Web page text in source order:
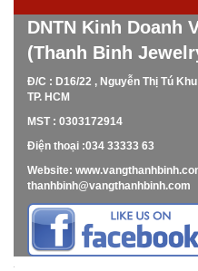
DNTN Kinh Doanh
(Thanh Binh
Đ/C : D16/22 , Nguyễn Thị Tú
TP. HCM
MST : 0303172914
Điện thoại :034 33333 63
Website:
thanhbinh@vangthanhbinh.com